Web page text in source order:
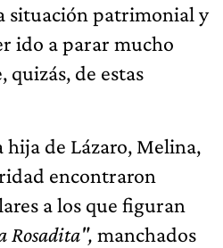
situación patrimonial y
ido a parar mucho
de estas
hija de Lázaro, Melina,
encontraron
a los que figuran
Rosadita", manchados